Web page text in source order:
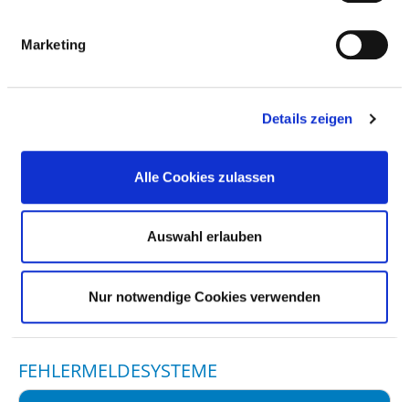
Marketing
Details zeigen
Alle Cookies zulassen
Auswahl erlauben
Nur notwendige Cookies verwenden
RISIKOMANAGEMENT
VERANTWORTLICHE PERSON
INSTRUMENTE UND MASSNAHMEN IM R
ISIKOMANAGEMENT
INSTRUMENTE UND MASSNAHMEN
FEHLERMELDESYSTEME